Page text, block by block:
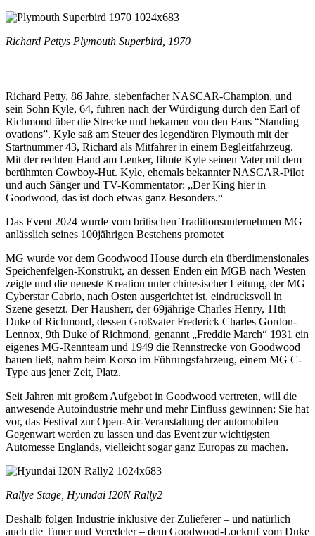
Richard Pettys Plymouth Superbird, 1970
Richard Petty, 86 Jahre, siebenfacher NASCAR-Champion, und
sein Sohn Kyle, 64, fuhren nach der Würdigung durch den Earl of
Richmond über die Strecke und bekamen von den Fans “Standing
ovations”. Kyle saß am Steuer des legendären Plymouth mit der
Startnummer 43, Richard als Mitfahrer in einem Begleitfahrzeug.
Mit der rechten Hand am Lenker, filmte Kyle seinen Vater mit dem
berühmten Cowboy-Hut. Kyle, ehemals bekannter NASCAR-Pilot
und auch Sänger und TV-Kommentator: „Der King hier in
Goodwood, das ist doch etwas ganz Besonders.“
Das Event 2024 wurde vom britischen Traditionsunternehmen MG
anlässlich seines 100jährigen Bestehens promotet
MG wurde vor dem Goodwood House durch ein überdimensionales
Speichenfelgen-Konstrukt, an dessen Enden ein MGB nach Westen
zeigte und die neueste Kreation unter chinesischer Leitung, der MG
Cyberstar Cabrio, nach Osten ausgerichtet ist, eindrucksvoll in
Szene gesetzt. Der Hausherr, der 69jährige Charles Henry, 11th
Duke of Richmond, dessen Großvater Frederick Charles Gordon-
Lennox, 9th Duke of Richmond, genannt „Freddie March“ 1931 ein
eigenes MG-Rennteam und 1949 die Rennstrecke von Goodwood
bauen ließ, nahm beim Korso im Führungsfahrzeug, einem MG C-
Type aus jener Zeit, Platz.
Seit Jahren mit großem Aufgebot in Goodwood vertreten, will die
anwesende Autoindustrie mehr und mehr Einfluss gewinnen: Sie hat
vor, das Festival zur Open-Air-Veranstaltung der automobilen
Gegenwart werden zu lassen und das Event zur wichtigsten
Automesse Englands, vielleicht sogar ganz Europas zu machen.
Rallye Stage, Hyundai I20N Rally2
Deshalb folgen Industrie inklusive der Zulieferer – und natürlich
auch die Tuner und Veredeler – dem Goodwood-Lockruf vom Duke